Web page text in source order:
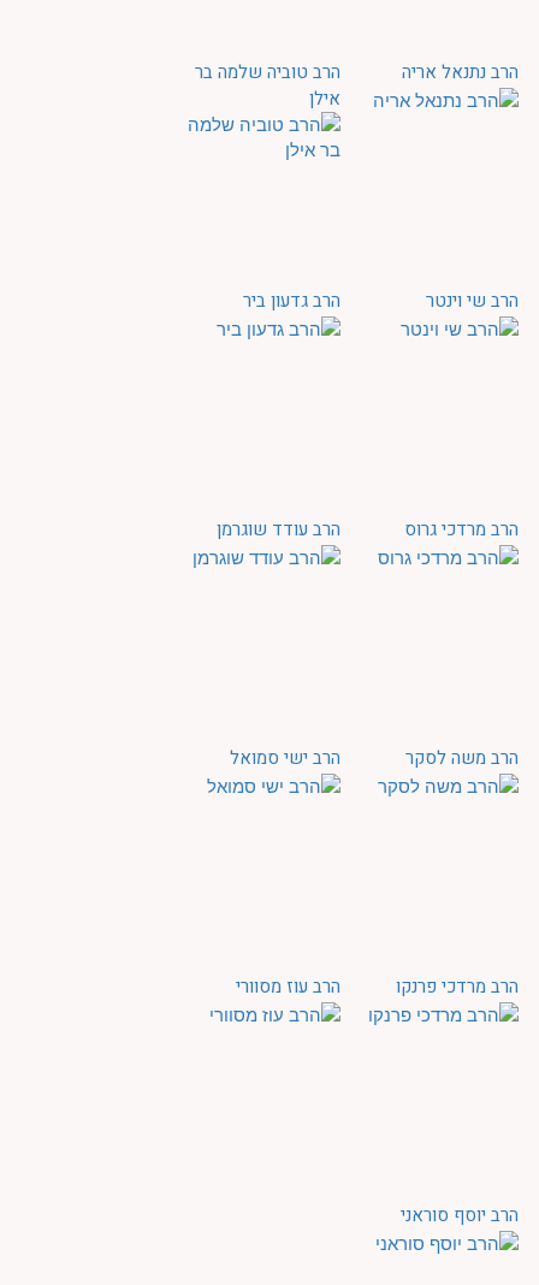
הרב נתנאל אריה
הרב טוביה שלמה בר
אילן
הרב שי וינטר הרב גדעון ביר
הרב מרדכי גרוס הרב עודד שוגרמן
הרב משה לסקר הרב ישי סמואל
הרב מרדכי פרנקו הרב עוז מסוורי
הרב יוסף סוראני